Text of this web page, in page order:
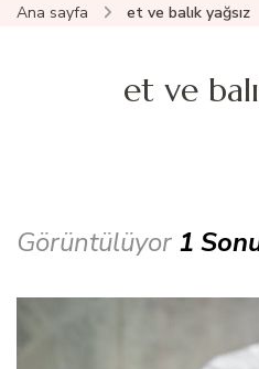
Ana sayfa et ve balık yağsız
et ve
Görüntülüyor 1